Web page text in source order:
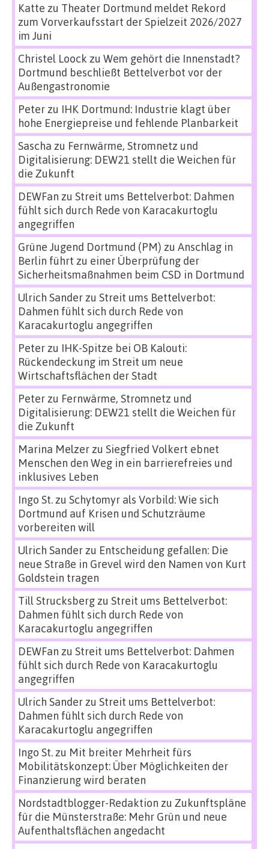
Katte zu Theater Dortmund meldet Rekord
zum Vorverkaufsstart der Spielzeit 2026/2027
im Juni
Christel Loock zu Wem gehört die Innenstadt?
Dortmund beschließt Bettelverbot vor der
Außengastronomie
Peterzu IHK Dortmund: Industrie klagt über
hohe Energiepreise und fehlende Planbarkeit
Sascha zu Fernwärme, Stromnetz und
Digitalisierung: DEW21 stellt die Weichen für
die Zukunft
DEWFan zu Streit ums Bettelverbot: Dahmen
fühlt sich durch Rede von Karacakurtoglu
angegriffen
Grüne Jugend Dortmund (PM) zu Anschlag in
Berlin führt zu einer Überprüfung der
Sicherheitsmaßnahmen beim CSD in Dortmund
Ulrich Sanderzu Streit ums Bettelverbot:
Dahmen fühlt sich durch Rede von
Karacakurtoglu angegriffen
Peterzu IHK-Spitze bei OB Kalouti:
Rückendeckung im Streit um neue
Wirtschaftsflächen der Stadt
Peterzu Fernwärme, Stromnetz und
Digitalisierung: DEW21 stellt die Weichen für
die Zukunft
Marina Melzerzu Siegfried Volkert ebnet
Menschen den Weg in ein barrierefreies und
inklusives Leben
Ingo St.zu Schytomyr als Vorbild: Wie sich
Dortmund auf Krisen und Schutzräume
vorbereiten will
Ulrich Sanderzu Entscheidung gefallen: Die
neue Straße in Grevel wird den Namen von Kurt
Goldstein tragen
Till Strucksbergzu Streit ums Bettelverbot:
Dahmen fühlt sich durch Rede von
Karacakurtoglu angegriffen
DEWFan zu Streit ums Bettelverbot: Dahmen
fühlt sich durch Rede von Karacakurtoglu
angegriffen
Ulrich Sanderzu Streit ums Bettelverbot:
Dahmen fühlt sich durch Rede von
Karacakurtoglu angegriffen
Ingo St.zu Mit breiter Mehrheit fürs
Mobilitätskonzept: Über Möglichkeiten der
Finanzierung wird beraten
Nordstadtblogger-Redaktion zu Zukunftspläne
für die Münsterstraße: Mehr Grün und neue
Aufenthaltsflächen angedacht